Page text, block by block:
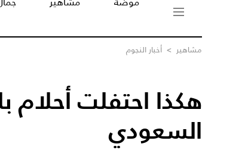
مشاهير > أخبار النجوم
هكذا احتفلت أحلام
السعودي